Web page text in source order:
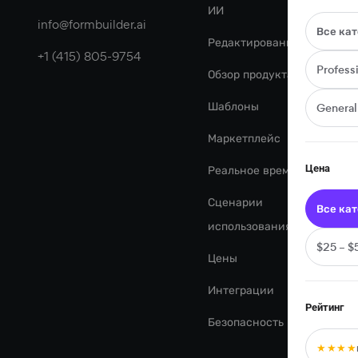
Все
Цена
Все
$25 –
Рейтинг
★★★★
info@formbuilder.ai
+1 (415) 805-9754
ИИ
Редактирование с AI
Обзор продукта
Шаблоны
Маркетплейс
Реальное время
Сценарии
использования
Цены
Интеграции
Безопасность